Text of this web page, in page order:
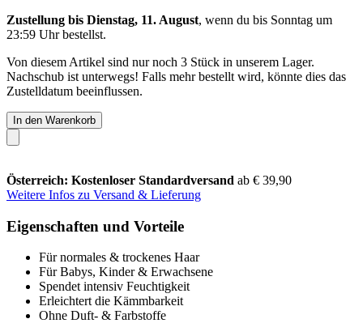
Zustellung bis Dienstag, 11. August, wenn du bis Sonntag um
23:59 Uhrbestellst.
Von diesem Artikel sind nur noch 3 Stück in unserem Lager.
Nachschub ist unterwegs! Falls mehr bestellt wird, könnte dies das
Zustelldatum beeinflussen.
In den Warenkorb
Österreich: Kostenloser Standardversand ab € 39,90
Weitere Infos zu Versand & Lieferung
Eigenschaften und Vorteile
Für normales & trockenes Haar
Für Babys, Kinder & Erwachsene
Spendet intensiv Feuchtigkeit
Erleichtert die Kämmbarkeit
Ohne Duft- & Farbstoffe